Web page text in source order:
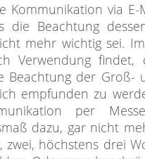
Kommunikation via
Beachtung
mehr wichtig sei.
Verwendung findet,
Beachtung der Groß-
empfunden zu
per
dazu, gar nicht
höchstens drei